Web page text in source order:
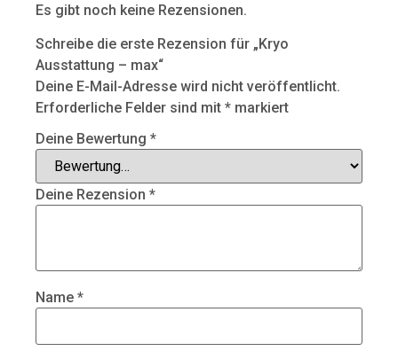
Es gibt noch keine Rezensionen.
Schreibe die erste Rezension für „Kryo
Ausstattung – max“
Deine E-Mail-Adresse wird nicht veröffentlicht.
Erforderliche Felder sind mit * markiert
Deine Bewertung *
Deine Rezension *
Name *